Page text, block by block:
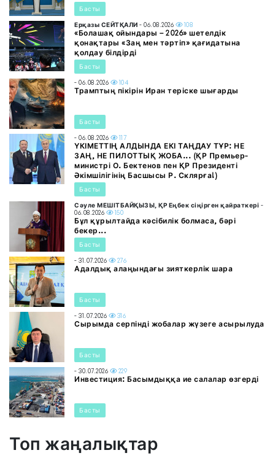
Басты
Ерқазы СЕЙТҚАЛИ - 06.08.2026 108
«Болашақ ойындары – 2026» шетелдік
қонақтары «Заң мен тәртіп» қағидатына
қолдау білдірді
Басты
- 06.08.2026 104
Трамптың пікірін Иран теріске шығарды
Басты
- 06.08.2026 117
ҮКІМЕТТІҢ АЛДЫНДА ЕКІ ТАҢДАУ ТҰР: НЕ
ЗАҢ, НЕ ПИЛОТТЫҚ ЖОБА... (ҚР Премьер-
министрі О. Бектенов пен ҚР Президенті
Әкімшілігінің Басшысы Р. Склярға!)
Басты
Сәуле МЕШІТБАЙҚЫЗЫ, ҚР Еңбек сіңірген қайраткері -
06.08.2026
150
Бұл құрылтайда кәсібилік болмаса, бәрі
бекер...
Басты
- 31.07.2026 276
Адалдық алаңындағы зияткерлік шара
Басты
- 31.07.2026 316
Сырымда серпінді жобалар жүзеге асырылуда
Басты
- 30.07.2026 229
Инвестиция: Басымдыққа ие салалар өзгерді
Басты
Топ жаңалықтар